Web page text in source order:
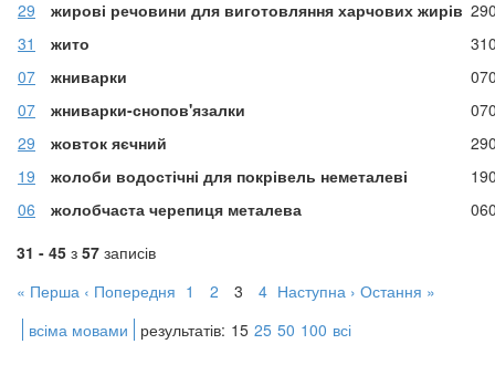
29
жирові речовини для виготовляння харчових жирів
31
жито
07
жниварки
07
жниварки-снопов'язалки
29
жовток яєчний
19
жолоби водостічні для покрівель неметалеві
06
жолобчаста черепиця металева
31 - 45 з 57 записів
« Перша ‹ Попередня 1 2 3 4 Наступна › Остання »
всіма мовами
результатів: 15 25 50 100 всі